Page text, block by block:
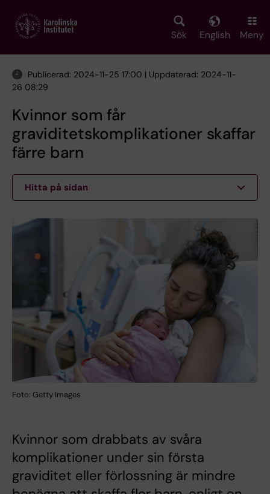
main
Sök English Meny
Publicerad: 2024-11-25 17:00 | Uppdaterad: 2024-11-
26 08:29
Kvinnor som får
graviditetskomplikationer skaffar
färre barn
Hitta på sidan
Foto: Getty Images
Kvinnor som drabbats av svåra
komplikationer under sin första
graviditet eller förlossning är mindre